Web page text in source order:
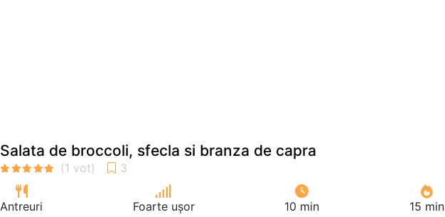
Salata de broccoli, sfecla si branza de capra
Antreuri Foarte ușor 10 min 15 min